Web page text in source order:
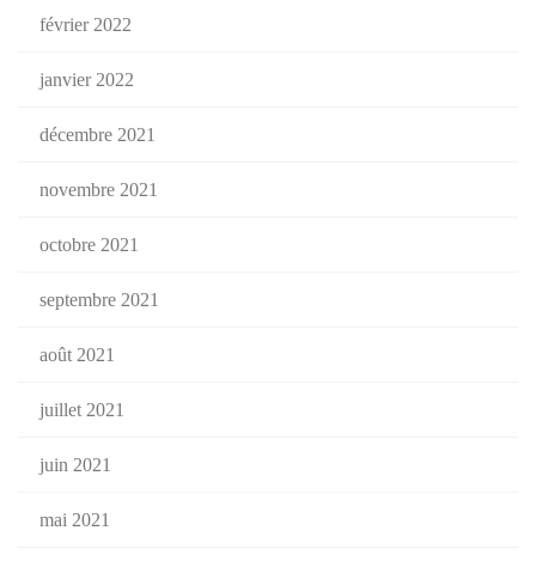
février 2022
janvier 2022
décembre 2021
novembre 2021
octobre 2021
septembre 2021
août 2021
juillet 2021
juin 2021
mai 2021